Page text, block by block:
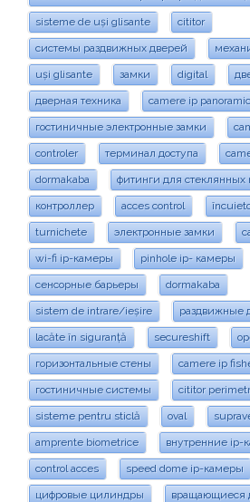
sisteme de uși glisante cititor
системы раздвижных дверей
uși glisante замки digital
дверная техника camere ip
гостиничные электронные замки
controler терминал доступа
dormakaba фитинги для стеклянных
контроллер acces control
turnichete электронные замки
wi-fi ip-камеры pinhole ip- камеры
сенсорные барьеры dormakaba
sistem de intrare/ieșire раздвижные
lacăte în siguranță secureshift
горизонтальные стены camere ip
гостиничные системы cititor
sisteme pentru sticlă oval
amprente biometrice внутренние ip-
control acces speed dome ip-камеры
цифровые цилиндры вращающиеся